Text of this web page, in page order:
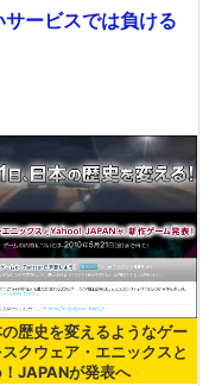
ービスでは負ける
の歴史を変えるようなゲー
クウェア・エニックスと
JAPANが発表へ